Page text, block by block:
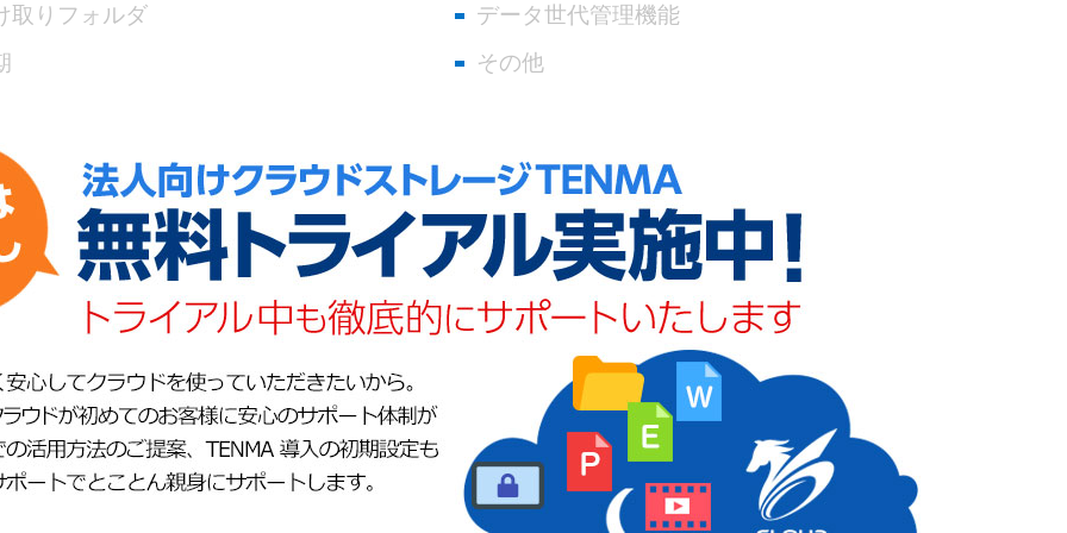
取りフォルダ
データ世代管理機能
その他